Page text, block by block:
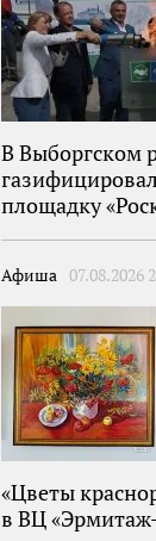
В Выборгском
площадку
Афиша 07.08.2026
«Цветы
в ВЦ